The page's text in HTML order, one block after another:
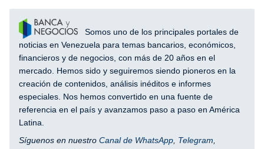
Somos uno de los principales portales de
noticias en Venezuela para temas bancarios, económicos,
financieros y de negocios, con más de 20 años en el
mercado. Hemos sido y seguiremos siendo pioneros en la
creación de contenidos, análisis inéditos e informes
especiales. Nos hemos convertido en una fuente de
referencia en el país y avanzamos paso a paso en América
Latina.
Síguenos en nuestro Canal de WhatsApp, Telegram,